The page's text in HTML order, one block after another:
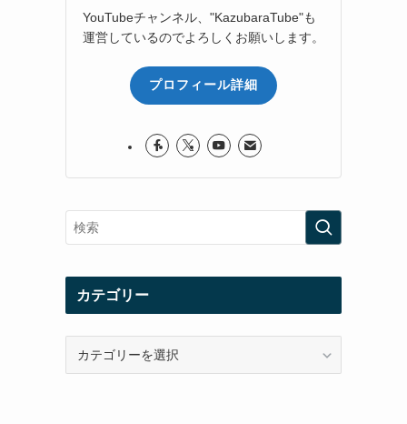
YouTubeチャンネル、"KazubaraTube"も
運営しているのでよろしくお願いします。
プロフィール詳細
カテゴリー